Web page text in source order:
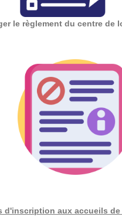
le règlement du centre de
d'inscription aux accueils